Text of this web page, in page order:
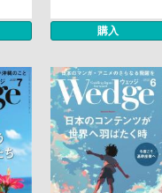
購入